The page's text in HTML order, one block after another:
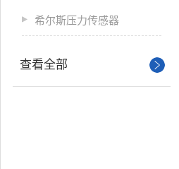
希尔斯压力传感器
查看全部